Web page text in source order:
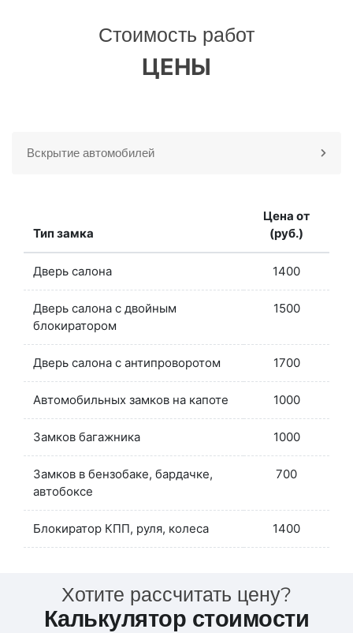
Стоимость работ
ЦЕНЫ
Вскрытие автомобилей
Тип замка
Цена от
(руб.)
Дверь салона 1400
Дверь салона с двойным
блокиратором
1500
Дверь салона с антипроворотом 1700
Автомобильных замков на капоте 1000
Замков багажника 1000
Замков в бензобаке, бардачке,
автобоксе
700
Блокиратор КПП, руля, колеса 1400
Хотите рассчитать цену?
Калькулятор стоимости